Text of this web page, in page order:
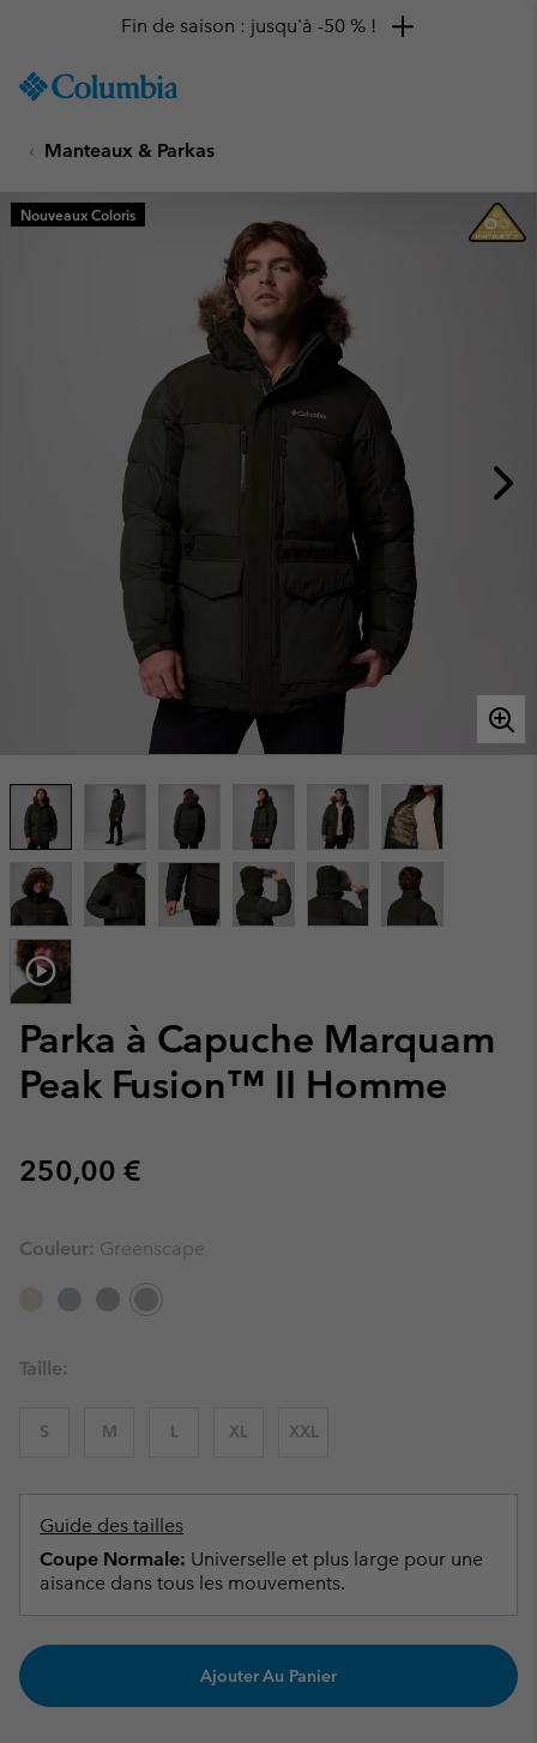
TO
SKIP
MAIN
NAV
Fin de saison : jusqu'à -50 % !
Manteaux & Parkas
Parka à Capuche Marquam
Peak Fusion™ II Homme
Regular price:
250,00 €
Nouveaux Coloris
Couleur: Greenscape
Taille:
S M L XL XXL
Guide des tailles
Coupe Normale: Universelle et plus large pour une
aisance dans tous les mouvements.
Ajouter Au Panier